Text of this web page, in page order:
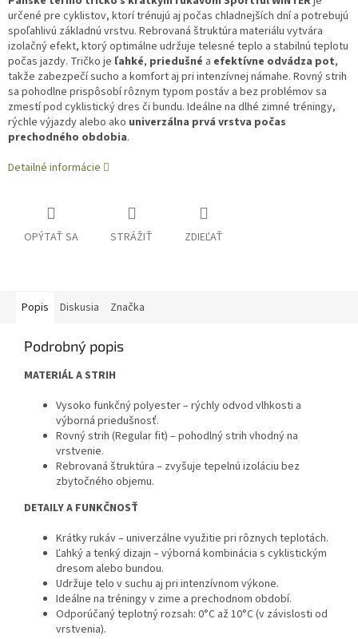
určené pre cyklistov, ktorí trénujú aj počas chladnejších dní a potrebujú
spoľahlivú základnú vrstvu. Rebrovaná štruktúra materiálu vytvára
izolačný efekt, ktorý optimálne udržuje telesné teplo a stabilnú teplotu
počas jazdy. Tričko je ľahké, priedušné a efektívne odvádza pot,
takže zabezpečí sucho a komfort aj pri intenzívnej námahe. Rovný strih
sa pohodlne prispôsobí rôznym typom postáv a bez problémov sa
zmestí pod cyklistický dres či bundu. Ideálne na dlhé zimné tréningy,
rýchle výjazdy alebo ako univerzálna prvá vrstva počas
prechodného obdobia.
Detailné informácie
OPÝTAŤ SA STRÁŽIŤ ZDIEĽAŤ
Popis Diskusia Značka
Podrobný popis
MATERIÁL A STRIH
Vysoko funkčný polyester – rýchly odvod vlhkosti a
výborná priedušnosť.
Rovný strih (Regular fit) – pohodlný strih vhodný na
vrstvenie.
Rebrovaná štruktúra – zvyšuje tepelnú izoláciu bez
zbytočného objemu.
DETAILY A FUNKČNOSŤ
Krátky rukáv – univerzálne využitie pri rôznych teplotách.
Ľahký a tenký dizajn – výborná kombinácia s cyklistickým
dresom alebo bundou.
Udržuje telo v suchu aj pri intenzívnom výkone.
Ideálne na tréningy v zime a prechodnom období.
Odporúčaný teplotný rozsah: 0°C až 10°C (v závislosti od
vrstvenia).